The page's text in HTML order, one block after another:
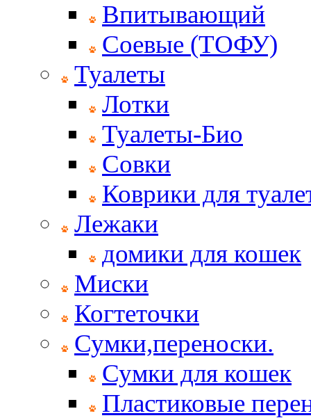
Впитывающий
Соевые (ТОФУ)
Туалеты
Лотки
Туалеты-Био
Совки
Коврики для
Лежаки
домики для кошек
Миски
Когтеточки
Сумки,переноски.
Сумки для кошек
Пластиковые